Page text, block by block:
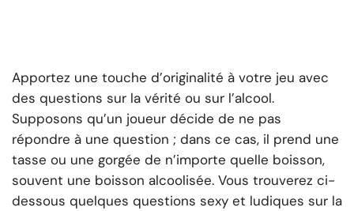
Apportez une touche d’originalité à votre jeu avec
des questions sur la vérité ou sur l’alcool.
Supposons qu’un joueur décide de ne pas
répondre à une question ; dans ce cas, il prend une
tasse ou une gorgée de n’importe quelle boisson,
souvent une boisson alcoolisée. Vous trouverez ci-
dessous quelques questions sexy et ludiques sur la